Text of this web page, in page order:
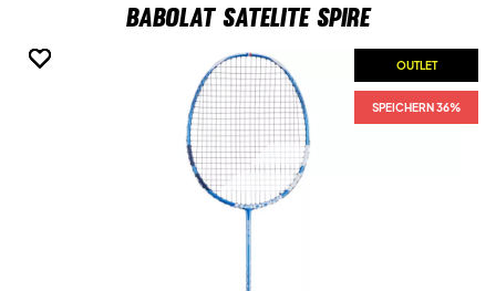
Babolat Satelite Spire
OUTLET
SPEICHERN 36%
OUTLET
SPEICHERN 36%
OUTLET
SPEICHERN 36%
OUTLET
SPEICHERN 36%
OUTLET
SPEICHERN 36%
OUTLET
SPEICHERN 36%